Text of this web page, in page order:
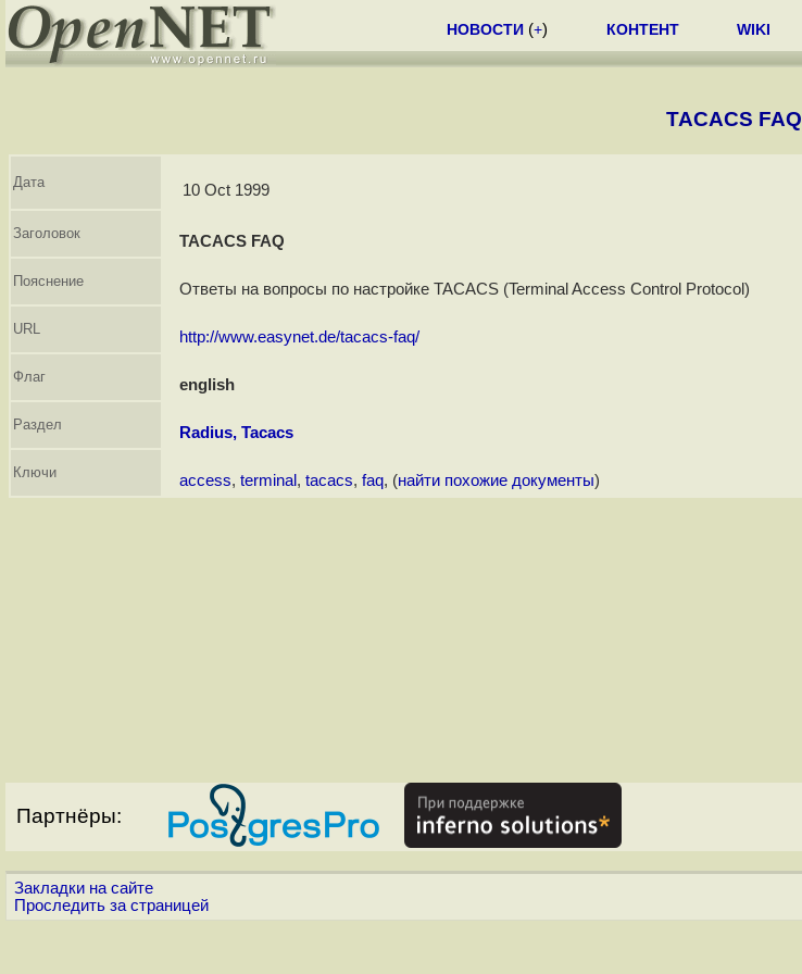
НОВОСТИ (+) КОНТЕНТ WIKI
TACACS FAQ
Дата 10 Oct 1999
Заголовок TACACS FAQ
Пояснение Ответы на вопросы по настройке TACACS (Terminal Access Control Protocol)
URL http://www.easynet.de/tacacs-faq/
Флаг english
Раздел Radius, Tacacs
Ключи access, terminal, tacacs, faq, (найти похожие документы)
Партнёры:
Закладки на сайте
Проследить за страницей